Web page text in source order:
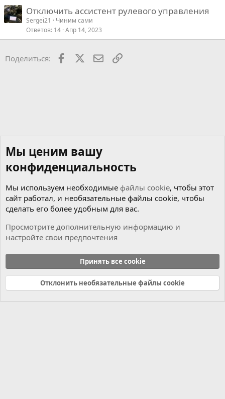
Отключить ассистент рулевого управления
Sergei21
Чиним сами
Ответов 14 Апр 14, 2023
Поделиться: Facebook ПочтаСсылкой
Cookies
Russian (RU)
Связь с нами
Условия и правила
Политика конфиденциальности
Справка Главная
R
Мы ценим вашу
конфиденциальность
Мы используем необходимые файлы cookie, чтобы этот
сайт работал, и необязательные файлы cookie, чтобы
сделать его более удобным для вас.
Просмотрите дополнительную информацию и
настройте свои предпочтения
Принять все cookie
Отклонить необязательные файлы cookie